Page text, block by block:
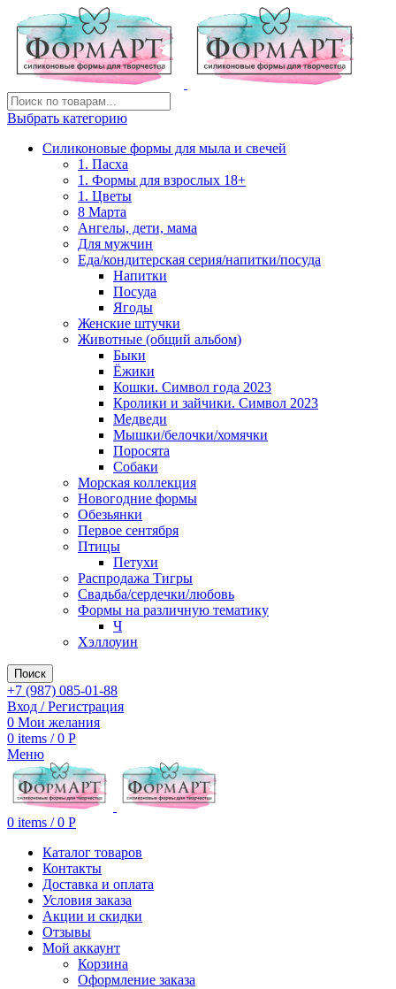
Выбрать категорию
Силиконовые формы для мыла и свечей
1. Пасха
1. Формы для взрослых 18+
1. Цветы
8 Марта
Ангелы, дети, мама
Для мужчин
Еда/кондитерская серия/напитки/посуда
Напитки
Посуда
Ягоды
Женские штучки
Животные (общий альбом)
Быки
Ёжики
Кошки. Символ года 2023
Кролики и зайчики. Символ 2023
Медведи
Мышки/белочки/хомячки
Поросята
Собаки
Морская коллекция
Новогодние формы
Обезьянки
Первое сентября
Птицы
Петухи
Распродажа Тигры
Свадьба/сердечки/любовь
Формы на различную тематику
Ч
Хэллоуин
Поиск
+7 (987) 085-01-88
Вход / Регистрация
0 Мои желания
0 items / 0 Р
Меню
0 items / 0 Р
Каталог товаров
Контакты
Доставка и оплата
Условия заказа
Акции и скидки
Отзывы
Мой аккаунт
Корзина
Оформление заказа